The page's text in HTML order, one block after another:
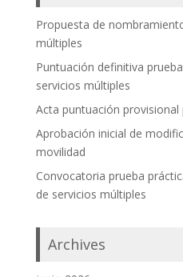
Propuesta de
múltiples
Puntuación definitiva
servicios múltiples
Acta puntuación provisional
Aprobación inicial de
movilidad
Convocatoria prueba
de servicios múltiples
Archives